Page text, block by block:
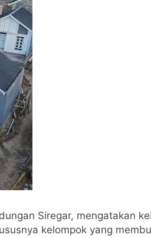
Siregar, mengatakan
kelompok yang